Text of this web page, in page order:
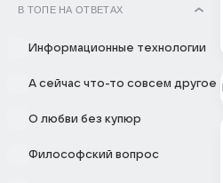
В ТОПЕ НА ОТВЕТАХ
Информационные технологии
А сейчас что-то совсем другое
О любви без купюр
Философский вопрос